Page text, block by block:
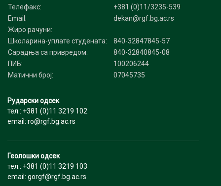
Телефакс:
+381 (0)11/3235-539
Email:
dekan@rgf.bg.ac.rs
Жиро рачуни:
Школарина-уплате студената:
840-32847845-57
Сарадња са привредом:
840-32840845-08
ПИБ:
100206244
Матични број:
07045735
Рударски одсек
тел.: +381 (0)11 3219 102
email: ro@rgf.bg.ac.rs
Геолошки одсек
тел.: +381 (0)11 3219 103
email: gorgf@rgf.bg.ac.rs